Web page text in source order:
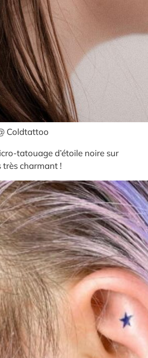
Coldtattoo
tatouage d’étoile noire sur
très charmant !